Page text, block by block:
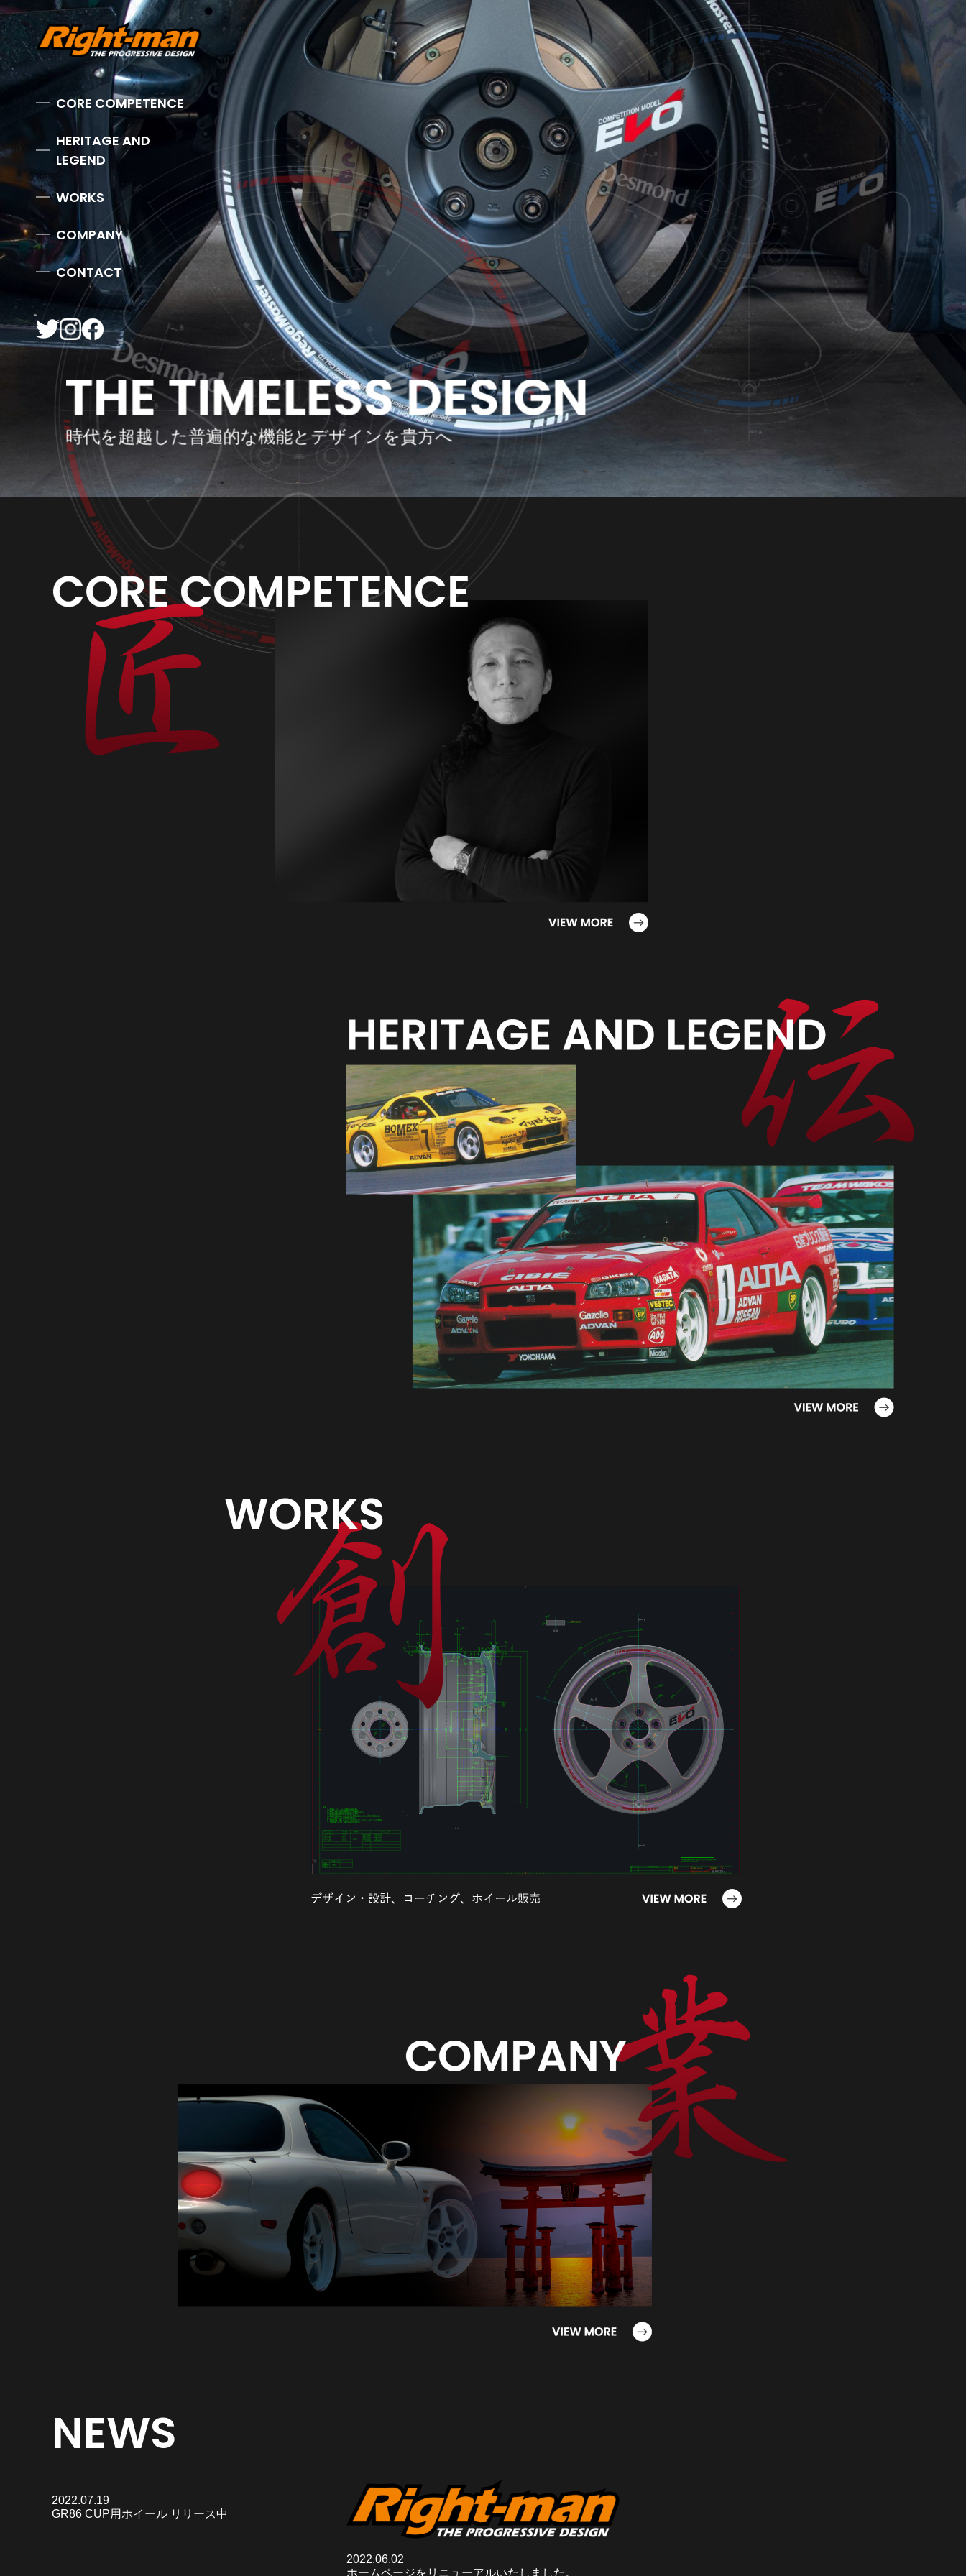
CORE COMPETENCE
HERITAGE AND
LEGEND
WORKS
COMPANY
CONTACT
時代を超越した普遍的な機能とデザインを貴方へ
NEWS
2022.07.19
GR86 CUP用ホイール リリース中
2022.06.02
ホームページをリニューアルいたしました。